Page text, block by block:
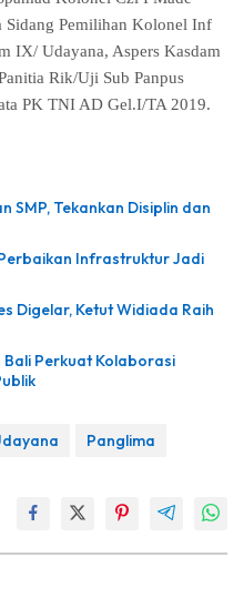
Sidang Pemilihan Kolonel Inf
IX/ Udayana, Aspers Kasdam
Rik/Uji Sub Panpus
PK TNI AD Gel.I/TA 2019.
SMP, Tekankan Disiplin dan
Infrastruktur Jadi
Digelar, Ketut Widiada Raih
Perkuat Kolaborasi
Panglima